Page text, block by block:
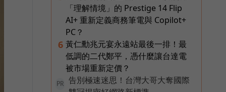
「理解情境」的 Prestige 14 Flip
AI+ 重新定義商務筆電與 Copilot+
PC？
6 黃仁勳兆元宴永遠站最後一排！最
低調的二代鄭平，憑什麼讓台達電
被市場重新定價？
PR
告別極速迷思！台灣大哥大奪國際